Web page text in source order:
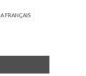
FRANÇAIS